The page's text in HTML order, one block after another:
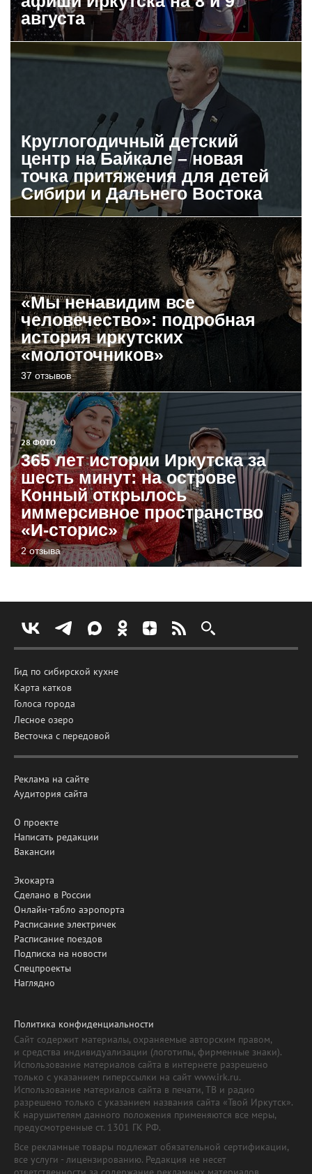
августа
Круглогодичный детский
центр на Байкале – новая
точка притяжения для детей
Сибири и Дальнего Востока
«Мы ненавидим все
человечество»: подробная
история иркутских
«молоточников»
37 отзывов
28 ФОТО
365 лет истории Иркутска за
шесть минут: на острове
Конный открылось
иммерсивное пространство
«И-сторис»
2 отзыва
Гид по сибирской кухне
Карта катков
Голоса города
Лесное озеро
Весточка с передовой
Реклама на сайте
Аудитория сайта
О проекте
Написать редакции
Вакансии
Экокарта
Сделано в России
Онлайн-табло аэропорта
Расписание электричек
Расписание поездов
Подписка на новости
Спецпроекты
Наглядно
Политика конфиденциальности
Сайт содержит материалы, охраняемые авторским правом,
и средства индивидуализации (логотипы, фирменные знаки).
Использование материалов сайта в интернете разрешено
только с указанием гиперссылки на сайт www.irk.ru.
Использование материалов сайта в печати, ТВ и радио
разрешено только с указанием названия сайта «Твой Иркутск».
К нарушителям данного положения применяются все меры,
предусмотренные ст. 1301 ГК РФ.
Все рекламные товары подлежат обязательной сертификации,
все услуги - лицензированию. Редакция не несет